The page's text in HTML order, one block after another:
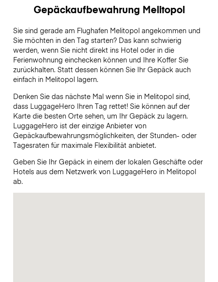
Gepäckaufbewahrung Melitopol
Sie sind gerade am Flughafen Melitopol angekommen und
Sie möchten in den Tag starten? Das kann schwierig
werden, wenn Sie nicht direkt ins Hotel oder in die
Ferienwohnung einchecken können und Ihre Koffer Sie
zurückhalten. Statt dessen können Sie Ihr Gepäck auch
einfach in Melitopol lagern.
Denken Sie das nächste Mal wenn Sie in Melitopol sind,
dass LuggageHero Ihren Tag rettet! Sie können auf der
Karte die besten Orte sehen, um Ihr Gepäck zu lagern.
LuggageHero ist der einzige Anbieter von
Gepäckaufbewahrungsmöglichkeiten, der Stunden- oder
Tagesraten für maximale Flexibilität anbietet.
Geben Sie Ihr Gepäck in einem der lokalen Geschäfte oder
Hotels aus dem Netzwerk von LuggageHero in Melitopol
ab.